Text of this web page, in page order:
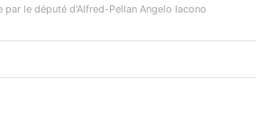
par le député d'Alfred-Pellan Angelo Iacono